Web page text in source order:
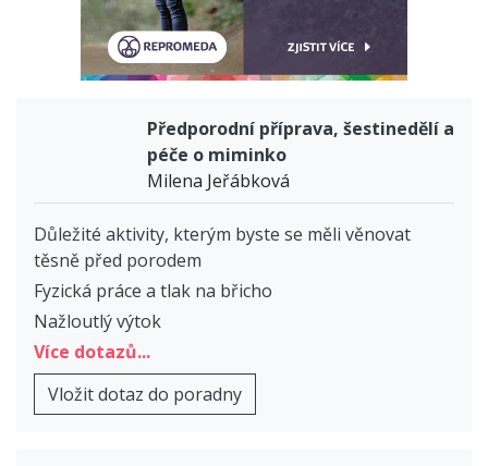
Předporodní příprava, šestinedělí a
péče o miminko
Milena Jeřábková
Důležité aktivity, kterým byste se měli věnovat
těsně před porodem
Fyzická práce a tlak na břicho
Nažloutlý výtok
Více dotazů...
Vložit dotaz do poradny